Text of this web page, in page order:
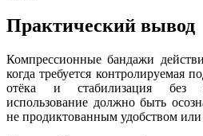
Практический вывод
Компрессионные бандажи
когда требуется контролируемая
отёка и стабилизация
использование должно быть
не продиктованным удобством